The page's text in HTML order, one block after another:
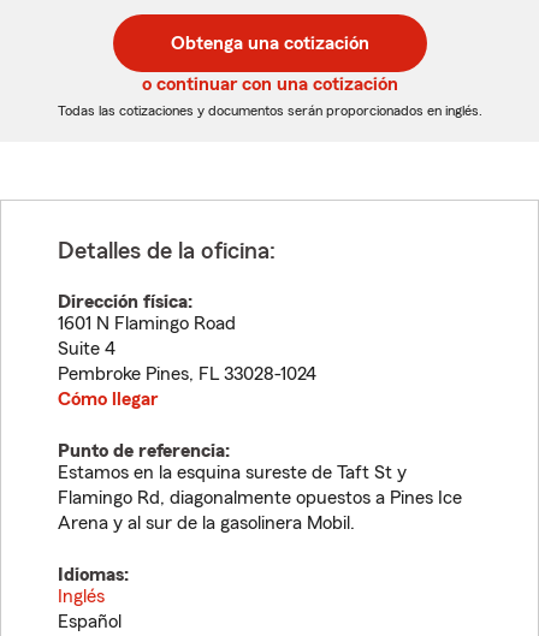
de
5
dígitos
de
5
dígitos
Obtenga una cotización
o continuar con una cotización
Todas las cotizaciones y documentos serán proporcionados en inglés.
Detalles de la oficina:
Dirección física:
1601 N Flamingo Road
Suite 4
Pembroke Pines, FL 33028-1024
Cómo llegar
Punto de referencia:
Estamos en la esquina sureste de Taft St y
Flamingo Rd, diagonalmente opuestos a Pines Ice
Arena y al sur de la gasolinera Mobil.
Idiomas:
Inglés
Español